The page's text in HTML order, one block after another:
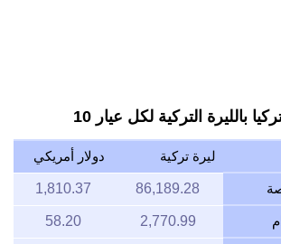
بالليرة التركية لكل عيار 10
ليرة تركية دولار أمريكي
86,189.28
1,810.37
2,770.99
58.20